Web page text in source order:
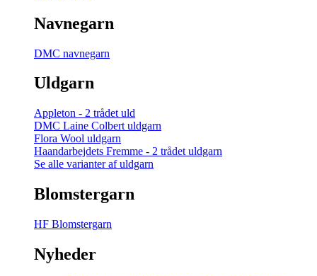
Navnegarn
DMC navnegarn
Uldgarn
Appleton - 2 trådet uld
DMC Laine Colbert uldgarn
Flora Wool uldgarn
Haandarbejdets Fremme - 2 trådet uldgarn
Se alle varianter af uldgarn
Blomstergarn
HF Blomstergarn
Nyheder